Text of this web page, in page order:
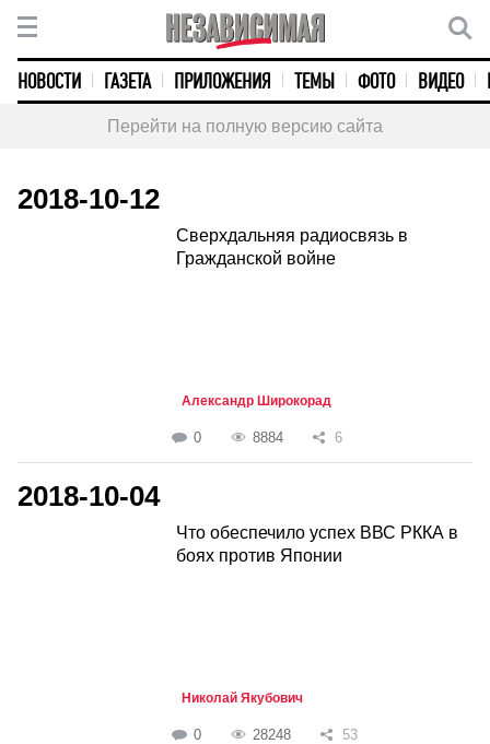
НОВОСТИ ГАЗЕТА ПРИЛОЖЕНИЯ ТЕМЫ ФОТО ВИДЕО
Перейти на полную версию сайта
2018-10-12
Сверхдальняя радиосвязь в
Гражданской войне
Александр Широкорад
0 8884 6
2018-10-04
Что обеспечило успех ВВС РККА в
боях против Японии
Николай Якубович
0 28248 53